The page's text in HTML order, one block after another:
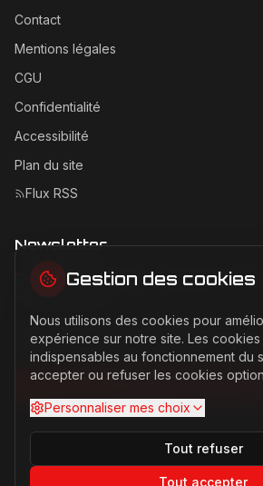
Contact
Mentions légales
CGU
Confidentialité
Accessibilité
Plan du site
Flux RSS
Newsletter
Recevez les dernières actualités Ferrari
Adresse email pour la newsletter
S'abonner à la
Gestion des cookies
Nous utilisons des cookies pour
expérience sur notre site. Les
indispensables au fonctionnement du
accepter ou refuser les cookies
Personnaliser mes choix
Tout refuser
Tout accepter